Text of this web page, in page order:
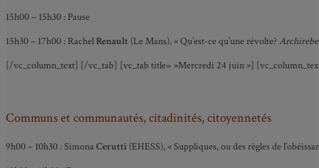
15h00 – 15h30 : Pause
15h30 – 17h00 : RachelRenault (Le Mans), « Qu’est-ce qu’une révolte?
[/vc_column_text] [/vc_tab] [vc_tab title= »Mercredi 24 juin »]
Communs et communautés, citadinités, citoyennetés
9h00 – 10h30 :SimonaCerutti (EHESS), « Suppliques, ou des règles de